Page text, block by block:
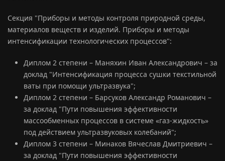
Секция "Приборы и методы контроля природной среды,
материалов веществ и изделий. Приборы и методы
интенсификации технологических процессов":
Диплом 2 степени – Маняхин Иван Александрович – за
доклад "Интенсификация процесса сушки текстильной
ваты при помощи ультразвука";
Диплом 2 степени – Барсуков Александр Романович –
за доклад "Пути повышения эффективности
массообменных процессов в системе «газ-жидкость»
под действием ультразвуковых колебаний";
Диплом 3 степени – Минаков Вячеслав Дмитриевич –
за доклад "Пути повышения эффективности